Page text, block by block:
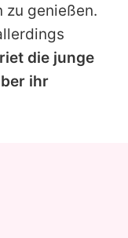
zu genießen.
die junge
ihr